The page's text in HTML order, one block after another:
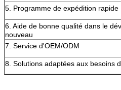
5. Programme de expédition rapide
6. Aide de bonne qualité dans le
nouveau
7. Service d'OEM/ODM
8. Solutions adaptées aux besoins